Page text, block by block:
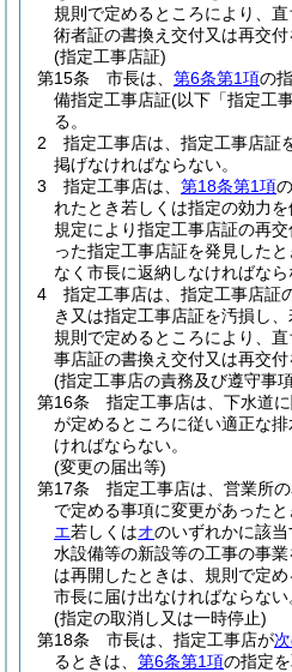
規則で定めるところにより、
術者証の書換え交付又は再交付
(指定工事店証)
第15条
市長は、 第6条第1項の
備指定工事店証(以下「指定工
る。
2
指定工事店は、指定工事店証
掲げなければならない。
3
指定工事店は、 第18条第1項
れたとき若しくは指定の効力
規定により指定工事店証の再
った指定工事店証を発見した
なく市長に返納しなければなら
4
指定工事店は、指定工事店証
き又は指定工事店証を汚損し、
規則で定めるところにより、
事店証の書換え交付又は再交付
(指定工事店の責務及び遵守事
第16条
指定工事店は、下水道
が定めるところに従い適正な
ければならない。
(変更の届出等)
第17条
指定工事店は、営業所
で定める事項に変更があったと
エ若しくはオのいずれかに該
水設備等の新設等の工事の事
は再開したときは、規則で定
市長に届け出なければならない
(指定の取消し又は一時停止)
第18条
市長は、指定工事店が
るときは、 第6条第1項の指定